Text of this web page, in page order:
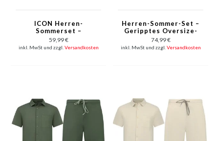
ICON Herren-
Sommerset –
Oversize-T-Shirt und
Shorts – Twinset –
2096 – Weiß
59,99 €
inkl. MwSt und zzgl. Versandkosten
Herren-Sommer-Set –
Geripptes Oversize-
Hemd und Shorts –
Zweiteiliges Set – F-
5830 – Schwarz
74,99 €
inkl. MwSt und zzgl. Versandkosten